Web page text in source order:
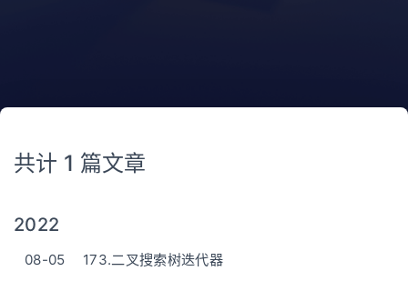
共计 1 篇文章
2022
08-05 173.二叉搜索树迭代器